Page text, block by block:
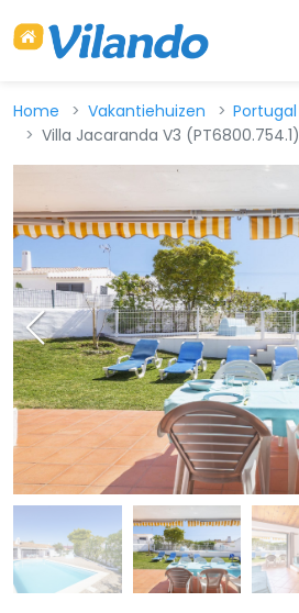
Home Vakantiehuizen Portugal
Villa Jacaranda V3 (PT6800.754.1)